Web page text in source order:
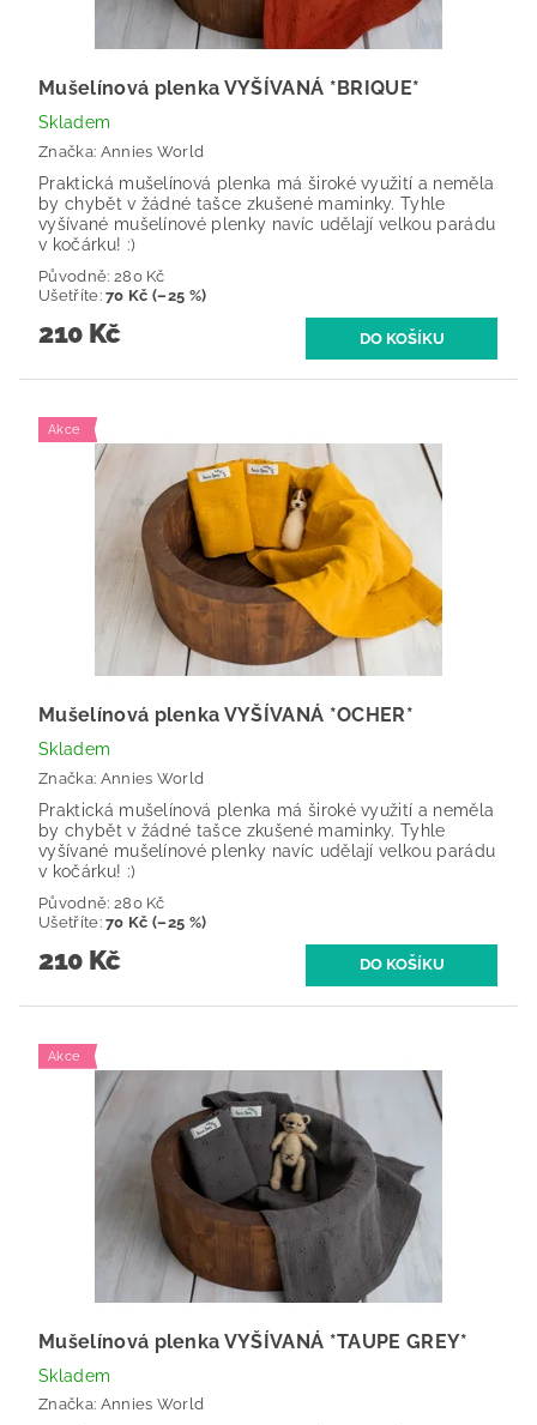
Mušelínová plenka VYŠÍVANÁ *BRIQUE*
Skladem
Značka: Annies World
Praktická mušelínová plenka má široké využití a neměla
by chybět v žádné tašce zkušené maminky. Tyhle
vyšívané mušelínové plenky navíc udělají velkou parádu
v kočárku! :)
Původně: 280 Kč
Ušetříte:70 Kč (–25 %)
210 Kč
Akce
Mušelínová plenka VYŠÍVANÁ *OCHER*
Skladem
Značka: Annies World
Praktická mušelínová plenka má široké využití a neměla
by chybět v žádné tašce zkušené maminky. Tyhle
vyšívané mušelínové plenky navíc udělají velkou parádu
v kočárku! :)
Původně: 280 Kč
Ušetříte:70 Kč (–25 %)
210 Kč
Akce
Mušelínová plenka VYŠÍVANÁ *TAUPE GREY*
Skladem
Značka: Annies World